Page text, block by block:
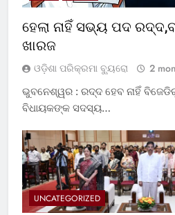
ହେଲା ନାହିଁ ସଭ୍ୟ ପଦ
ଖାରଜ
ଓଡ଼ିଶା ପରିକ୍ରମା ବ୍ୟୁରୋ 2
ଭୁବନେଶ୍ୱର : ରଦ୍ଦ ହେବ ନାହିଁ
ବିଧାୟକଙ୍କ ସଦସ୍ୟ…
UNCATEGORIZED